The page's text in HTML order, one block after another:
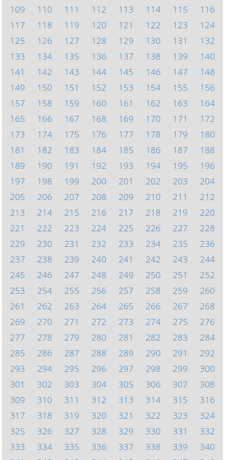
109
110 111 112 113 114 115
116
117
118 119 120 121 122 123
124
125
126 127 128 129 130 131
132
133
134 135 136 137 138 139
140
141
142 143 144 145 146 147
148
149
150 151 152 153 154 155
156
157
158 159 160 161 162 163
164
165
166 167 168 169 170 171
172
173
174 175 176 177 178 179
180
181
182 183 184 185 186 187
188
189
190 191 192 193 194 195
196
197
198 199 200 201 202 203
204
205
206 207 208 209 210 211
212
213
214 215 216 217 218 219
220
221
222 223 224 225 226 227
228
229
230 231 232 233 234 235
236
237
238 239 240 241 242 243
244
245
246 247 248 249 250 251
252
253
254 255 256 257 258 259
260
261
262 263 264 265 266 267
268
269
270 271 272 273 274 275
276
277
278 279 280 281 282 283
284
285
286 287 288 289 290 291
292
293
294 295 296 297 298 299
300
301
302 303 304 305 306 307
308
309
310 311 312 313 314 315
316
317
318 319 320 321 322 323
324
325
326 327 328 329 330 331
332
333
334 335 336 337 338 339
340